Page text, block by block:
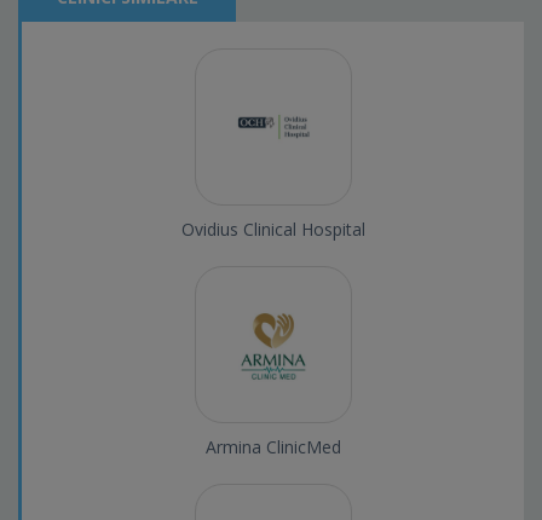
Ovidius Clinical Hospital
Armina ClinicMed